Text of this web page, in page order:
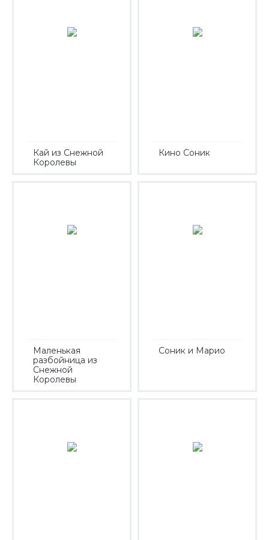
Кай из Снежной
Королевы
Кино Соник
Маленькая
разбойница из
Снежной
Королевы
Соник и Марио